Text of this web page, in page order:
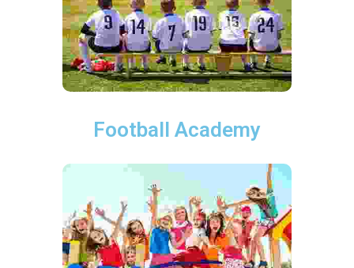
Football Academy